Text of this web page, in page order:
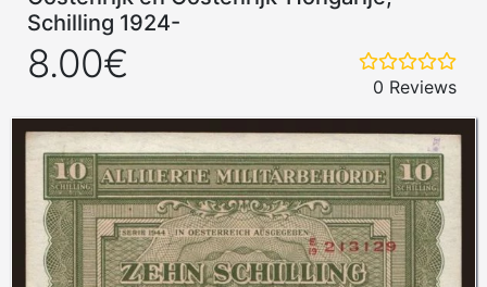
Schilling 1924-
8.00€
0 Reviews